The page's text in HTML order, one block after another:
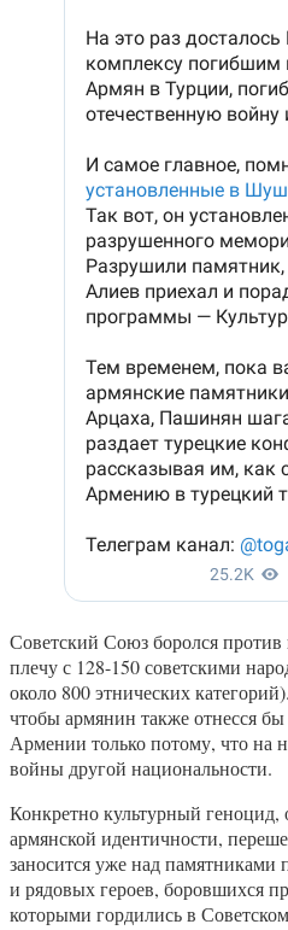
Советский Союз боролся против
плечу с 128-150 советскими
около 800 этнических
чтобы армянин также отнесся
Армении только потому, что на
войны другой национальности.
Конкретно культурный
армянской идентичности,
заносится уже над
и рядовых героев, боровшихся
которыми гордились в